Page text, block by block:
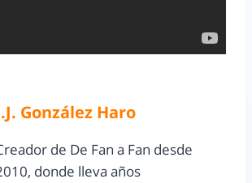
González Haro
de De Fan a Fan desde
donde lleva años